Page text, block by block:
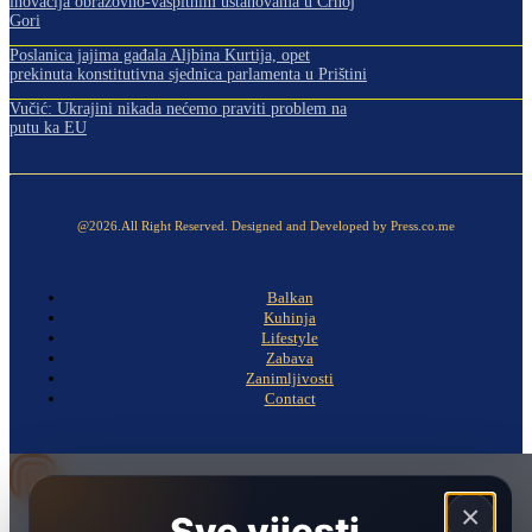
Gori
Poslanica jajima gađala Aljbina Kurtija, opet
prekinuta konstitutivna sjednica parlamenta u Prištini
Vučić: Ukrajini nikada nećemo praviti problem na
putu ka EU
@2026.All Right Reserved. Designed and Developed by Press.co.me
Balkan
Kuhinja
Lifestyle
Zabava
Zanimljivosti
Contact
×